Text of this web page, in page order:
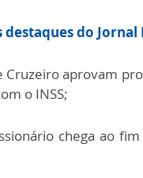
destaques do Jornal
Cruzeiro aprovam
o INSS;
chega ao